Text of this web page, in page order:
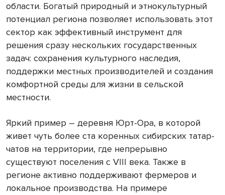
области. Богатый природный и этнокультурный
потенциал региона позволяет использовать этот
сектор как эффективный инструмент для
решения сразу нескольких государственных
задач: сохранения культурного наследия,
поддержки местных производителей и создания
комфортной среды для жизни в сельской
местности.
Яркий пример – деревня Юрт-Ора, в которой
живет чуть более ста коренных сибирских татар-
чатов на территории, где непрерывно
существуют поселения с VIII века. Также в
регионе активно поддерживают фермеров и
локальное производства. На примере